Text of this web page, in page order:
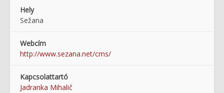
Hely
Sežana
Webcím
http://www.sezana.net/cms/
Kapcsolattartó
Jadranka Mihalič